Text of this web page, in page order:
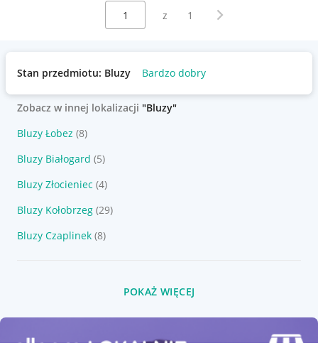
Wybierz stronę:
z 1 Następna strona
Stan przedmiotu: Bluzy Bardzo dobry
Zobacz w innej lokalizacji "Bluzy"
Bluzy Łobez (8)
Bluzy Białogard (5)
Bluzy Złocieniec (4)
Bluzy Kołobrzeg (29)
Bluzy Czaplinek (8)
POKAŻ WIĘCEJ